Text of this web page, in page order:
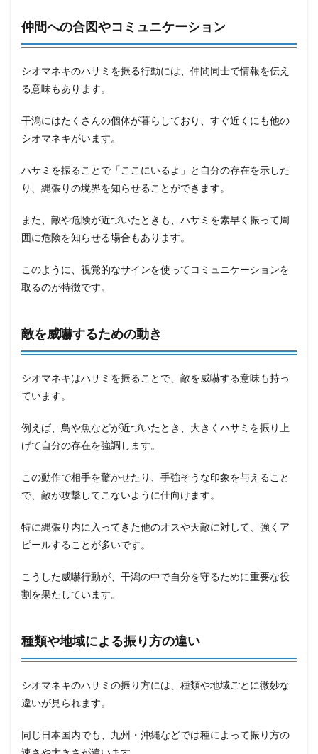
仲間への合図やコミュニケーション
シオマネキのハサミを振る行動には、仲間同士で情報を伝え
る意味もあります。
干潟にはたくさんの個体が暮らしており、すぐ近くにも他の
シオマネキがいます。
ハサミを振ることで「ここにいるよ」と自分の存在を示した
り、縄張りの境界を知らせることができます。
また、敵や危険が近づいたときも、ハサミを素早く振って周
囲に危険を知らせる場合もあります。
このように、視覚的なサインを使ってコミュニケーションを
取るのが特徴です。
敵を威嚇するための動き
シオマネキはハサミを振ることで、敵を威嚇する意味も持っ
ています。
例えば、鳥や魚などが近づいたとき、大きくハサミを振り上
げて自分の存在を強調します。
この動作で相手を驚かせたり、手強そうな印象を与えること
で、敵が攻撃してこないように仕向けます。
特に縄張り内に入ってきた他のオスや天敵に対して、強くア
ピールすることが多いです。
こうした威嚇行動が、干潟の中で自分を守るために重要な役
割を果たしています。
種類や地域による振り方の違い
シオマネキのハサミの振り方には、種類や地域ごとに微妙な
違いが見られます。
同じ日本国内でも、九州・沖縄などでは種によって振り方の